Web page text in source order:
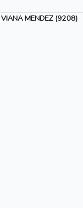
VIANA MENDEZ (9208)